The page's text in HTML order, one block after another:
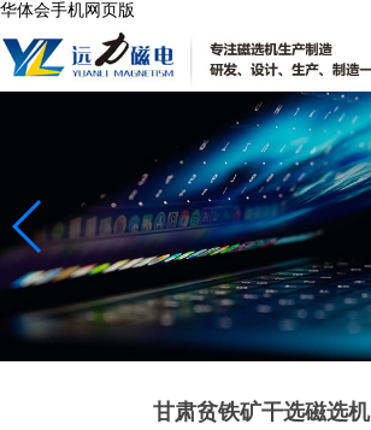
华体会手机网页版
甘肃贫铁矿干选磁选机